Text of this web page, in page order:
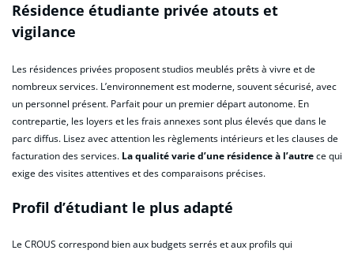
Résidence étudiante privée atouts et
vigilance
Les résidences privées proposent studios meublés prêts à vivre et de
nombreux services. L’environnement est moderne, souvent sécurisé, avec
un personnel présent. Parfait pour un premier départ autonome. En
contrepartie, les loyers et les frais annexes sont plus élevés que dans le
parc diffus. Lisez avec attention les règlements intérieurs et les clauses de
facturation des services. La qualité varie d’une résidence à l’autrece qui
exige des visites attentives et des comparaisons précises.
Profil d’étudiant le plus adapté
Le CROUS correspond bien aux budgets serrés et aux profils qui